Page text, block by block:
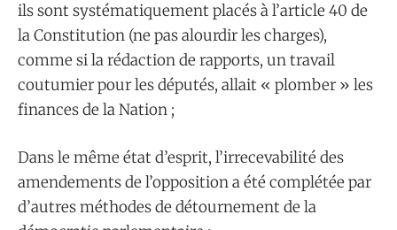
ils sont systématiquement placés à l’article 40 de
la Constitution (ne pas alourdir les charges),
comme si la rédaction de rapports, un travail
coutumier pour les députés, allait « plomber » les
finances de la Nation ;
Dans le même état d’esprit, l’irrecevabilité des
amendements de l’opposition a été complétée par
d’autres méthodes de détournement de la